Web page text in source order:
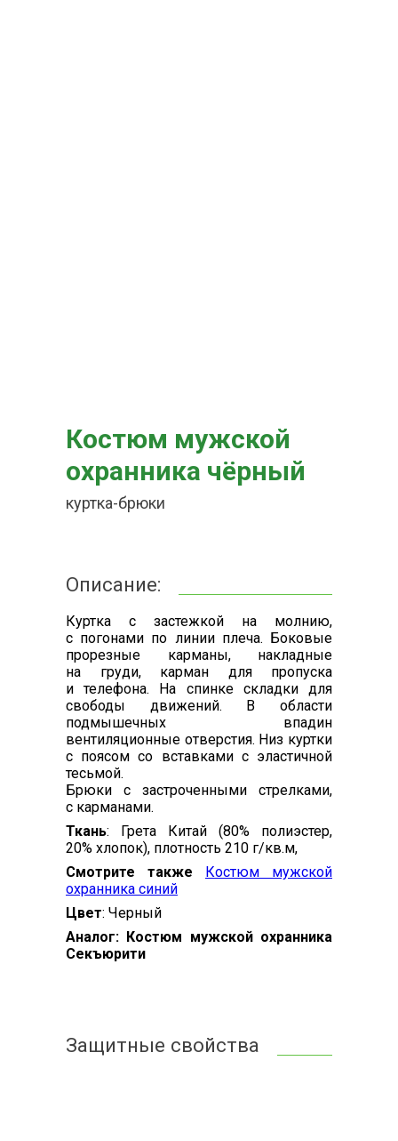
Костюм мужской
охранника чёрный
куртка-брюки
Описание:
Куртка с застежкой на молнию,
с погонами по линии плеча. Боковые
прорезные карманы, накладные
на груди, карман для пропуска
и телефона. На спинке складки для
свободы движений. В области
подмышечных впадин
вентиляционные отверстия. Низ куртки
с поясом со вставками с эластичной
тесьмой.
Брюки с застроченными стрелками,
с карманами.
Ткань: Грета Китай (80% полиэстер,
20% хлопок), плотность 210 г/кв.м,
Смотрите также
Костюм мужской
охранника синий
Цвет: Черный
Аналог: Костюм мужской охранника
Секъюрити
Защитные свойства